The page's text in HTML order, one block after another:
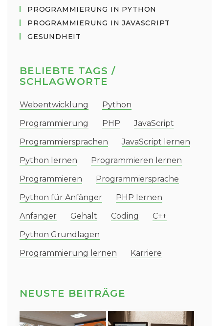
PROGRAMMIERUNG IN PYTHON
PROGRAMMIERUNG IN JAVASCRIPT
GESUNDHEIT
BELIEBTE TAGS /
SCHLAGWORTE
Webentwicklung
Python
Programmierung
PHP
JavaScript
Programmiersprachen
JavaScript lernen
Python lernen
Programmieren lernen
Programmieren
Programmiersprache
Python für Anfänger
PHP lernen
Anfänger
Gehalt Coding
C++
Python Grundlagen
Programmierung lernen
Karriere
NEUSTE BEITRÄGE